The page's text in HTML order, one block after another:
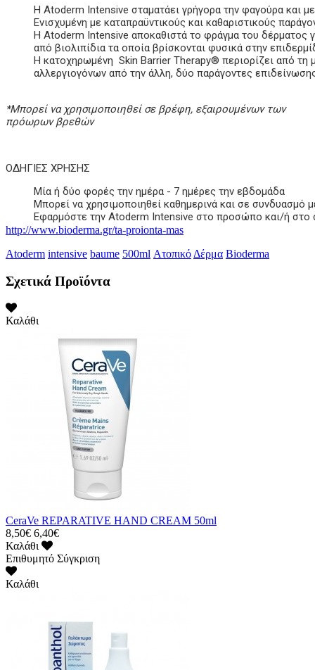
H Atoderm Intensive σταματάει γρήγορα την φαγούρα και
Ενισχυμένη με καταπραϋντικούς και καθαριστικούς
Η Atoderm Intensive αποκαθιστά το φράγμα του δέρματος
από βιολιπίδια τα οποία βρίσκονται φυσικά στην
Η κατοχηρωμένη Skin Barrier Therapy® περιορίζει από τη
αλλεργιογόνων από την άλλη, δύο παράγοντες
*Μπορεί να χρησιμοποιηθεί σε βρέφη, εξαιρουμένων των
πρόωρων βρεθών
ΟΔΗΓΙΕΣ ΧΡΗΣΗΣ
Μία ή δύο φορές την ημέρα - 7 ημέρες την εβδομάδα
Μπορεί να χρησιμοποιηθεί καθημερινά και σε συνδυασμό
Εφαρμόστε την Atoderm Intensive στο προσώπο και/ή στο
http://www.bioderma.gr/ta-proionta-mas
Atoderm intensive baume 500ml Ατοπικό Δέρμα Bioderma
Σχετικά Προϊόντα
Καλάθι
CeraVe REPARATIVE HAND CREAM 50ml
8,50€ 6,40€
Καλάθι
Επιθυμητό Σύγκριση
Καλάθι